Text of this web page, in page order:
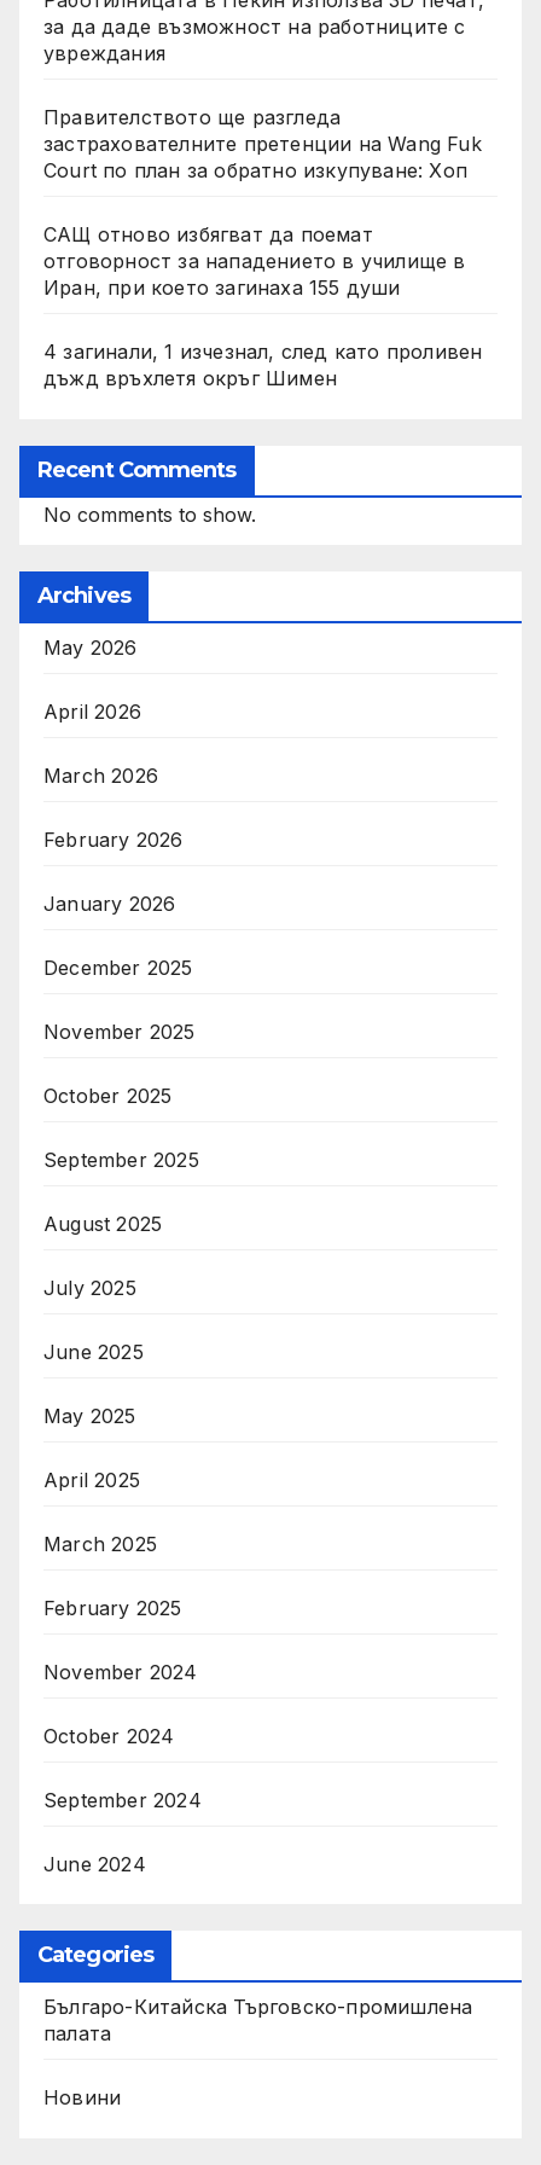
за да даде възможност на работниците с
увреждания
Правителството ще разгледа
застрахователните претенции на Wang Fuk
Court по план за обратно изкупуване: Хоп
САЩ отново избягват да поемат
отговорност за нападението в училище в
Иран, при което загинаха 155 души
4 загинали, 1 изчезнал, след като проливен
дъжд връхлетя окръг Шимен
Recent Comments
No comments to show.
Archives
May 2026
April 2026
March 2026
February 2026
January 2026
December 2025
November 2025
October 2025
September 2025
August 2025
July 2025
June 2025
May 2025
April 2025
March 2025
February 2025
November 2024
October 2024
September 2024
June 2024
Categories
Българо-Китайска Търговско-промишлена
палaта
Новини